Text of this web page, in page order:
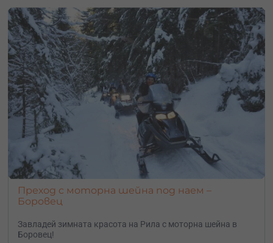
Преход с моторна шейна под наем –
Боровец
Завладей зимната красота на Рила с моторна шейна в
Боровец!